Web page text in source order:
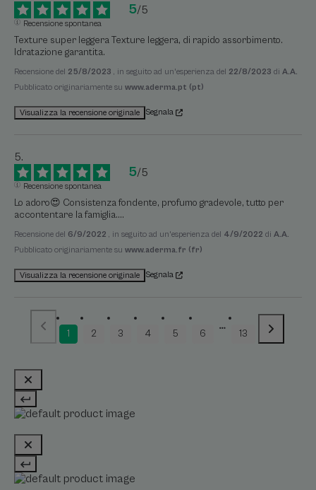
5/5
Recensione spontanea
Texture super leggera Texture leggera, di rapido assorbimento.
Idratazione garantita.
Recensione del 25/8/2023 , in seguito ad un'esperienza del 22/8/2023 di A.A.
Pubblicato originariamente su www.aderma.pt (pt)
Visualizza la recensione originale Segnala
5/5
Recensione spontanea
Lo adoro😍 Consistenza fondente, profumo gradevole, tutto per
accontentare la famiglia....
Recensione del 6/9/2022 , in seguito ad un'esperienza del 4/9/2022 di A.A.
Pubblicato originariamente su www.aderma.fr (fr)
Visualizza la recensione originale Segnala
1 2 3 4 5 6 13